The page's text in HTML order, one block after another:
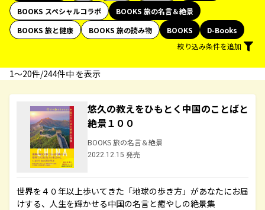
BOOKS スペシャルコラボ
BOOKS 旅の名言＆絶景
BOOKS 旅と健康
BOOKS 旅の読み物 BOOKS
D-Books
絞り込み条件を追加
1〜20件/244件中 を表示
悠久の教えをひもとく中国のことばと
絶景１００
BOOKS 旅の名言＆絶景
2022.12.15 発売
世界を４０年以上歩いてきた「地球の歩き方」があなたにお届
けする、人生を輝かせる中国の名言と癒やしの絶景集